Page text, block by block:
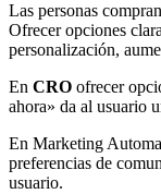
Las personas
Ofrecer opciones
personalización,
En CRO ofrecer
ahora» da al usuario
En Marketing
preferencias de
usuario.